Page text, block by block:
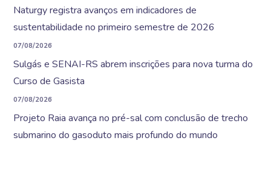
Naturgy registra avanços em indicadores de
sustentabilidade no primeiro semestre de 2026
07/08/2026
Sulgás e SENAI-RS abrem inscrições para nova turma do
Curso de Gasista
07/08/2026
Projeto Raia avança no pré-sal com conclusão de trecho
submarino do gasoduto mais profundo do mundo